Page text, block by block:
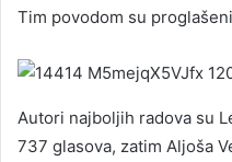
Tim povodom su
Autori najboljih radova su
737 glasova, zatim Aljoša